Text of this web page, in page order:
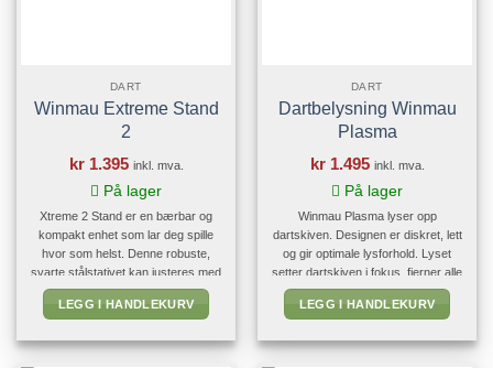
DART
Winmau Extreme Stand
2
kr1.395 inkl. mva.
På lager
Xtreme 2 Stand er en bærbar og
kompakt enhet som lar deg spille
hvor som helst. Denne robuste,
svarte stålstativet kan justeres med
låsbar høydeinnstilling slik at du alltid
kan få en perfekt dartbordhøyde
enkelt å montere og inkluderer
LEGG I HANDLEKURV
DART
Dartbelysning Winmau
Plasma
kr1.495 inkl. mva.
På lager
Winmau Plasma lyser opp
dartskiven. Designen er diskret, lett
og gir optimale lysforhold. Lyset
setter dartskiven i fokus, fjerner alle
skygger fra dartskiven og gir ikke
noe gjenskinn. Enkel og praktisk
punkter, passer alle dartskiver og gir
LEGG I HANDLEKURV